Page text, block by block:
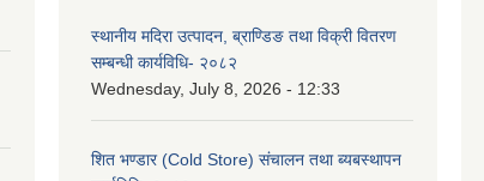
स्थानीय मदिरा उत्पादन, ब्राण्डिङ तथा विक्री वितरण
सम्बन्धी कार्यविधि- २०८२
Wednesday, July 8, 2026 - 12:33
शित भण्डार (Cold Store) संचालन तथा ब्यबस्थापन